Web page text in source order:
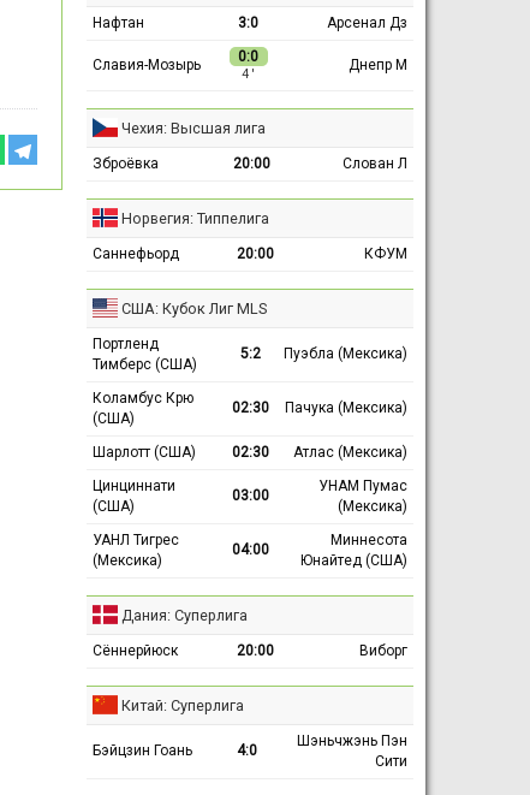
Нафтан 3:0 Арсенал Дз
Славия-Мозырь 0:0
4 ′
Днепр М
Чехия: Высшая лига
Зброёвка 20:00 Слован Л
Норвегия: Типпелига
Саннефьорд 20:00 КФУМ
США: Кубок Лиг MLS
Портленд
Тимберс (США)
5:2 Пуэбла (Мексика)
Коламбус Крю
(США)
02:30 Пачука (Мексика)
Шарлотт (США) 02:30
Атлас (Мексика)
Цинциннати
(США)
03:00
УНАМ Пумас
(Мексика)
УАНЛ Тигрес
(Мексика)
04:00
Миннесота
Юнайтед (США)
Дания: Суперлига
Сённерйюск 20:00 Виборг
Китай: Суперлига
Бэйцзин Гоань 4:0
Шэньчжэнь Пэн
Сити